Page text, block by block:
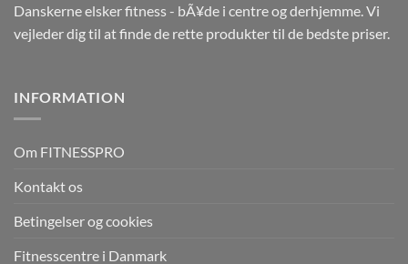
Danskerne elsker fitness - bÃ¥de i centre og derhjemme. Vi
vejleder dig til at finde de rette produkter til de bedste priser.
INFORMATION
Om FITNESSPRO
Kontakt os
Betingelser og cookies
Fitnesscentre i Danmark